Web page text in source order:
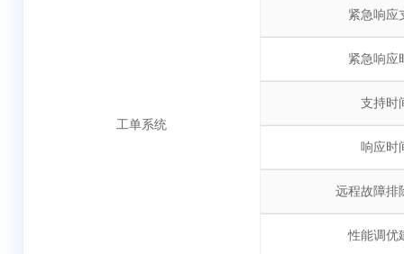
工单系统
紧急响应
紧急响应
支持时
响应时
远程故障排
性能调优